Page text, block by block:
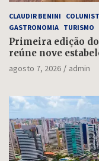
CLAUDIR BENINI
GASTRONOMIA TURISMO
Primeira edição
reúne nove
agosto 7, 2026 admin